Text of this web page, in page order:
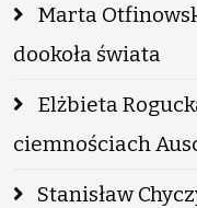
Marta
dookoła świata
Elżbieta
ciemnościach
Stanisław